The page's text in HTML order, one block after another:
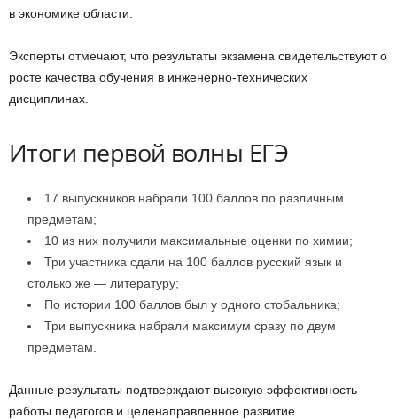
в экономике области.
Эксперты отмечают, что результаты экзамена свидетельствуют о
росте качества обучения в инженерно-технических
дисциплинах.
Итоги первой волны ЕГЭ
17 выпускников набрали 100 баллов по различным
предметам;
10 из них получили максимальные оценки по химии;
Три участника сдали на 100 баллов русский язык и
столько же — литературу;
По истории 100 баллов был у одного стобальника;
Три выпускника набрали максимум сразу по двум
предметам.
Данные результаты подтверждают высокую эффективность
работы педагогов и целенаправленное развитие